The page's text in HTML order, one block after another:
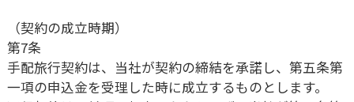
（契約の成立時期）
第7条
手配旅行契約は、当社が契約の締結を承諾し、第五条第
一項の申込金を受理した時に成立するものとします。